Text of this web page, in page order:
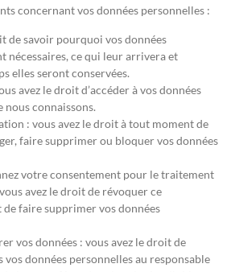
concernant vos données personnelles :
de savoir pourquoi vos données
nécessaires, ce qui leur arrivera et
elles seront conservées.
avez le droit d’accéder à vos données
nous connaissons.
: vous avez le droit à tout moment de
faire supprimer ou bloquer vos données
votre consentement pour le traitement
avez le droit de révoquer ce
de faire supprimer vos données
vos données : vous avez le droit de
vos données personnelles au responsable